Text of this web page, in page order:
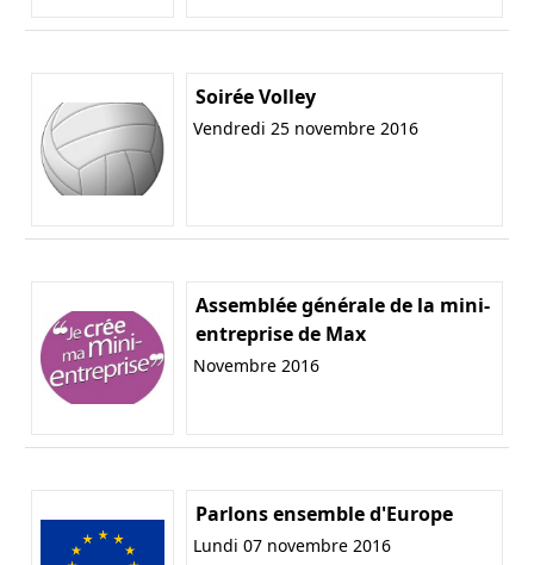
Soirée Volley
Vendredi 25 novembre 2016
Assemblée générale de la mini-
entreprise de Max
Novembre 2016
Parlons ensemble d'Europe
Lundi 07 novembre 2016